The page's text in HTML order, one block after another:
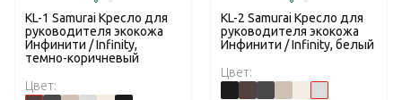
KL-1 Samurai Кресло для
руководителя экокожа
Инфинити / Infinity,
темно-коричневый
Цвет:
KL-2 Samurai Кресло для
руководителя экокожа
Инфинити / Infinity, белый
Цвет: